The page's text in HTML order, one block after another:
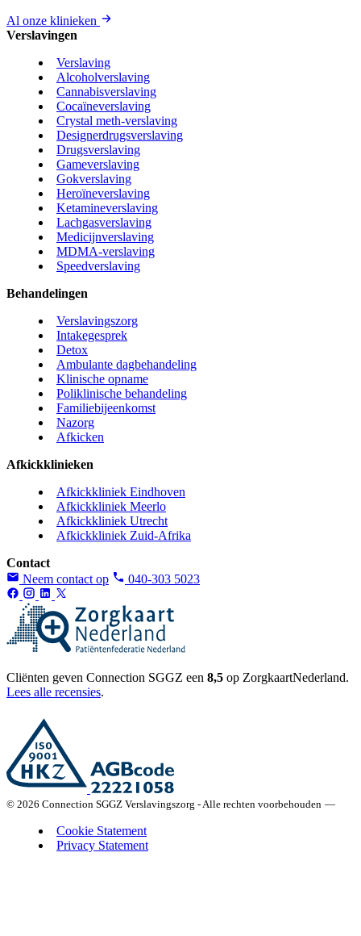
Al onze klinieken
Verslavingen
Verslaving
Alcoholverslaving
Cannabisverslaving
Cocaïneverslaving
Crystal meth-verslaving
Designerdrugsverslaving
Drugsverslaving
Gameverslaving
Gokverslaving
Heroïneverslaving
Ketamineverslaving
Lachgasverslaving
Medicijnverslaving
MDMA-verslaving
Speedverslaving
Behandelingen
Verslavingszorg
Intakegesprek
Detox
Ambulante dagbehandeling
Klinische opname
Poliklinische behandeling
Familiebijeenkomst
Nazorg
Afkicken
Afkickklinieken
Afkickkliniek Eindhoven
Afkickkliniek Meerlo
Afkickkliniek Utrecht
Afkickkliniek Zuid-Afrika
Contact
Neem contact op
040-303 5023
Cliënten geven Connection SGGZ een 8,5 op ZorgkaartNederland.
Lees alle recensies.
© 2026 Connection SGGZ Verslavingszorg - Alle rechten voorbehouden —
Cookie Statement
Privacy Statement